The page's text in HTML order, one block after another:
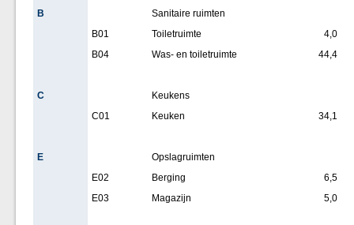
B
Sanitaire ruimten
B01
Toiletruimte
4,0
B04
Was- en toiletruimte 44,4
C
Keukens
C01
Keuken 34,1
E
Opslagruimten
E02
Berging
6,5
E03
Magazijn 5,0